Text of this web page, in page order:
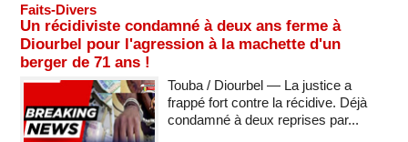
Faits-Divers
Un récidiviste condamné à deux ans ferme à
Diourbel pour l'agression à la machette d'un
berger de 71 ans !
Touba / Diourbel — La justice a
frappé fort contre la récidive. Déjà
condamné à deux reprises par...